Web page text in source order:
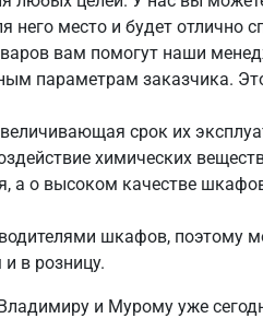
него место и будет отлично
вам помогут наши
параметрам заказчика.
срок их
химических
а о высоком качестве
шкафов, поэтому
в розницу.
и Мурому уже